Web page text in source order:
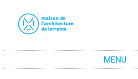
La maison de
MENU